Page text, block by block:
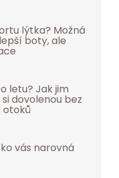
lýtka? Možná
boty, ale
letu? Jak jim
dovolenou bez
vás narovná